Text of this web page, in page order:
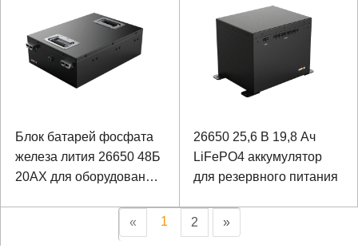
Блок батарей фосфата
железа лития 26650 48Б
20АХ для оборудования
26650 25,6 В 19,8 Ач
LiFePO4 аккумулятор
для резервного питания
« 1 2 »